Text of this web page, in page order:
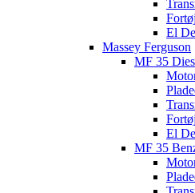
El
Massey Ferguson
MF 35
El
MF 35